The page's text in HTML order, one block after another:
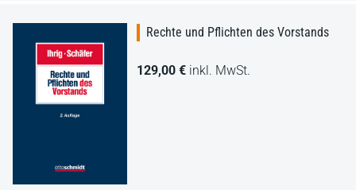
Rechte und Pflichten des Vorstands
129,00 € inkl. MwSt.